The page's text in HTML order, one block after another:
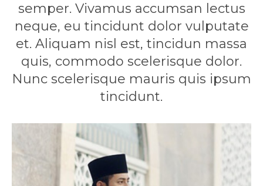
semper. Vivamus accumsan lectus
neque, eu tincidunt dolor vulputate
et. Aliquam nisl est, tincidun massa
quis, commodo scelerisque dolor.
Nunc scelerisque mauris quis ipsum
tincidunt.